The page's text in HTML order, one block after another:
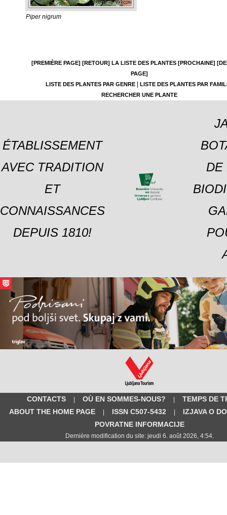
Piper nigrum
[PREMIÈRE PAGE] [RETOUR] LA LISTE DES PLANTES [PROCHAINE]
PAGE]
LISTE DES PLANTES PAR GENRE|
LISTE DES PLANTES PAR
RECHERCHER UNE PLANTE
ÉTABLISSEMENT
AVEC TRADITION
ET
CONNAISSANCES
DEPUIS 1810!
DE
CONTACTS | OÙ EN SOMMES-NOUS? |
TEMPS DE
ABOUT THE HOME PAGE
| ISSN C507-5432 |
IZJAVA O
POVRATNE INFORMACIJE
Dernière modification du site: jeudi 6. août 2026, 4:54.